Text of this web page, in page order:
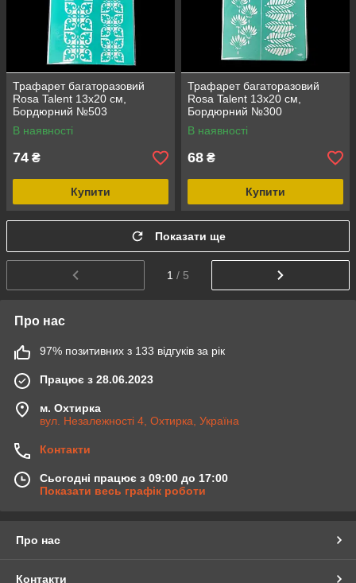
Трафарет багаторазовий
Rosa Talent 13х20 см,
Бордюрний №503
В наявності
74 ₴
Купити
Трафарет багаторазовий
Rosa Talent 13х20 см,
Бордюрний №300
В наявності
68 ₴
Купити
Показати ще
1 / 5
Про нас
97% позитивних з 133 відгуків за рік
Працює з 28.06.2023
м. Охтирка
вул. Незалежності 4, Охтирка, Україна
Контакти
Сьогодні працює з 09:00 до 17:00
Показати весь графік роботи
Про нас
Контакти